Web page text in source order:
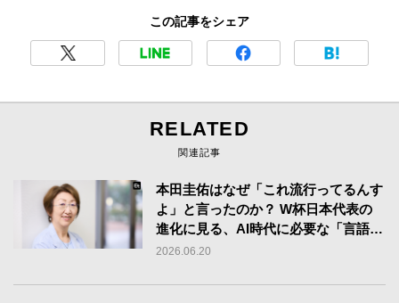
この記事をシェア
RELATED
関連記事
本田圭佑はなぜ「これ流行ってるんす
よ」と言ったのか？ W杯日本代表の
進化に見る、AI時代に必要な「言語技
術」の正体
2026.06.20